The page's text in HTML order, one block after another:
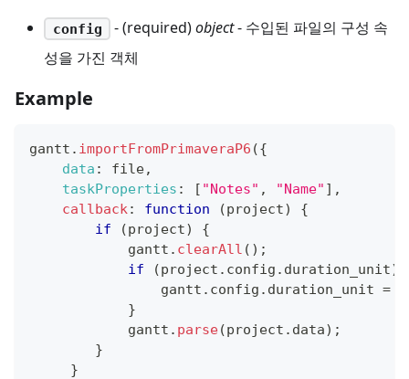
config - (required)object- 수입된 파일의 구성 속
성을 가진 객체
Example
gantt . importFromPrimaveraP6 ({
data : file,
taskProperties : [ "Notes" , "Name" ] ,
callback: function (project)
{
if
(project)
{
            gantt
. clearAll ( ) ;
if
(project . config . duration_unit)
                gantt
. config . duration_unit =
}
            gantt
. parse(project . data) ;
}
}